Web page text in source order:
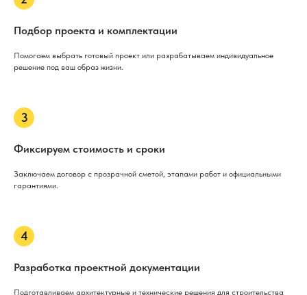
Подбор проекта и комплектации
Помогаем выбрать готовый проект или разрабатываем индивидуальное
решение под ваш образ жизни.
Фиксируем стоимость и сроки
Заключаем договор с прозрачной сметой, этапами работ и официальными
гарантиями.
Разработка проектной документации
Подготавливаем архитектурные и технические решения для строительства